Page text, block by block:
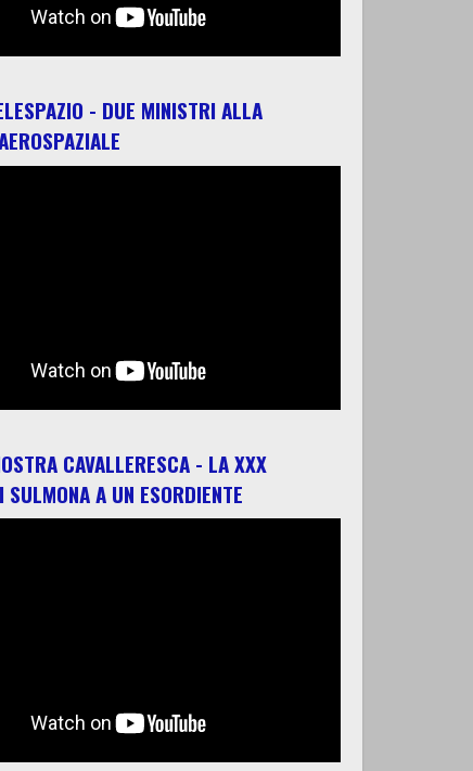
- DUE MINISTRI ALLA
CAVALLERESCA - LA XXX
SULMONA A UN ESORDIENTE